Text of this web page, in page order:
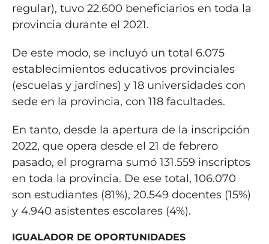
regular), tuvo 22.600 beneficiarios en toda la
provincia durante el 2021.
De este modo, se incluyó un total 6.075
establecimientos educativos provinciales
(escuelas y jardines) y 18 universidades con
sede en la provincia, con 118 facultades.
En tanto, desde la apertura de la inscripción
2022, que opera desde el 21 de febrero
pasado, el programa sumó 131.559 inscriptos
en toda la provincia. De ese total, 106.070
son estudiantes (81%), 20.549 docentes (15%)
y 4.940 asistentes escolares (4%).
IGUALADOR DE OPORTUNIDADES